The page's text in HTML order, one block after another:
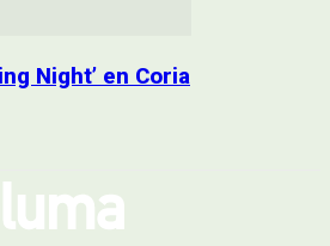
Night’ en Coria